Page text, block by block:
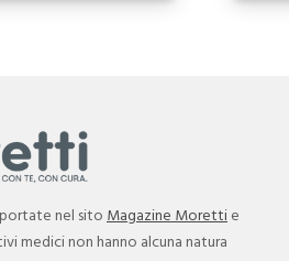
nel sitoMagazine Morettie
medici non hanno alcuna natura